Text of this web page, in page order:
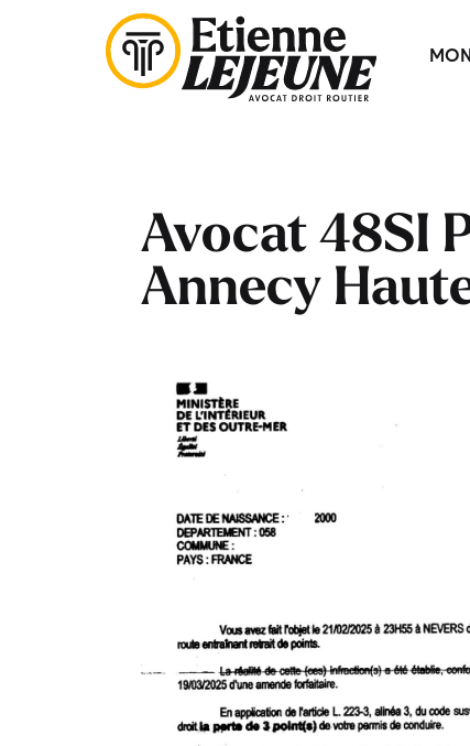
Avocat 48SI
Annecy